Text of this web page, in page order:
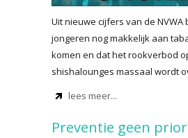
Uit nieuwe cijfers van de NVWA
jongeren nog makkelijk aan
komen en dat het rookverbod
shishalounges massaal wordt
lees meer...
Preventie geen